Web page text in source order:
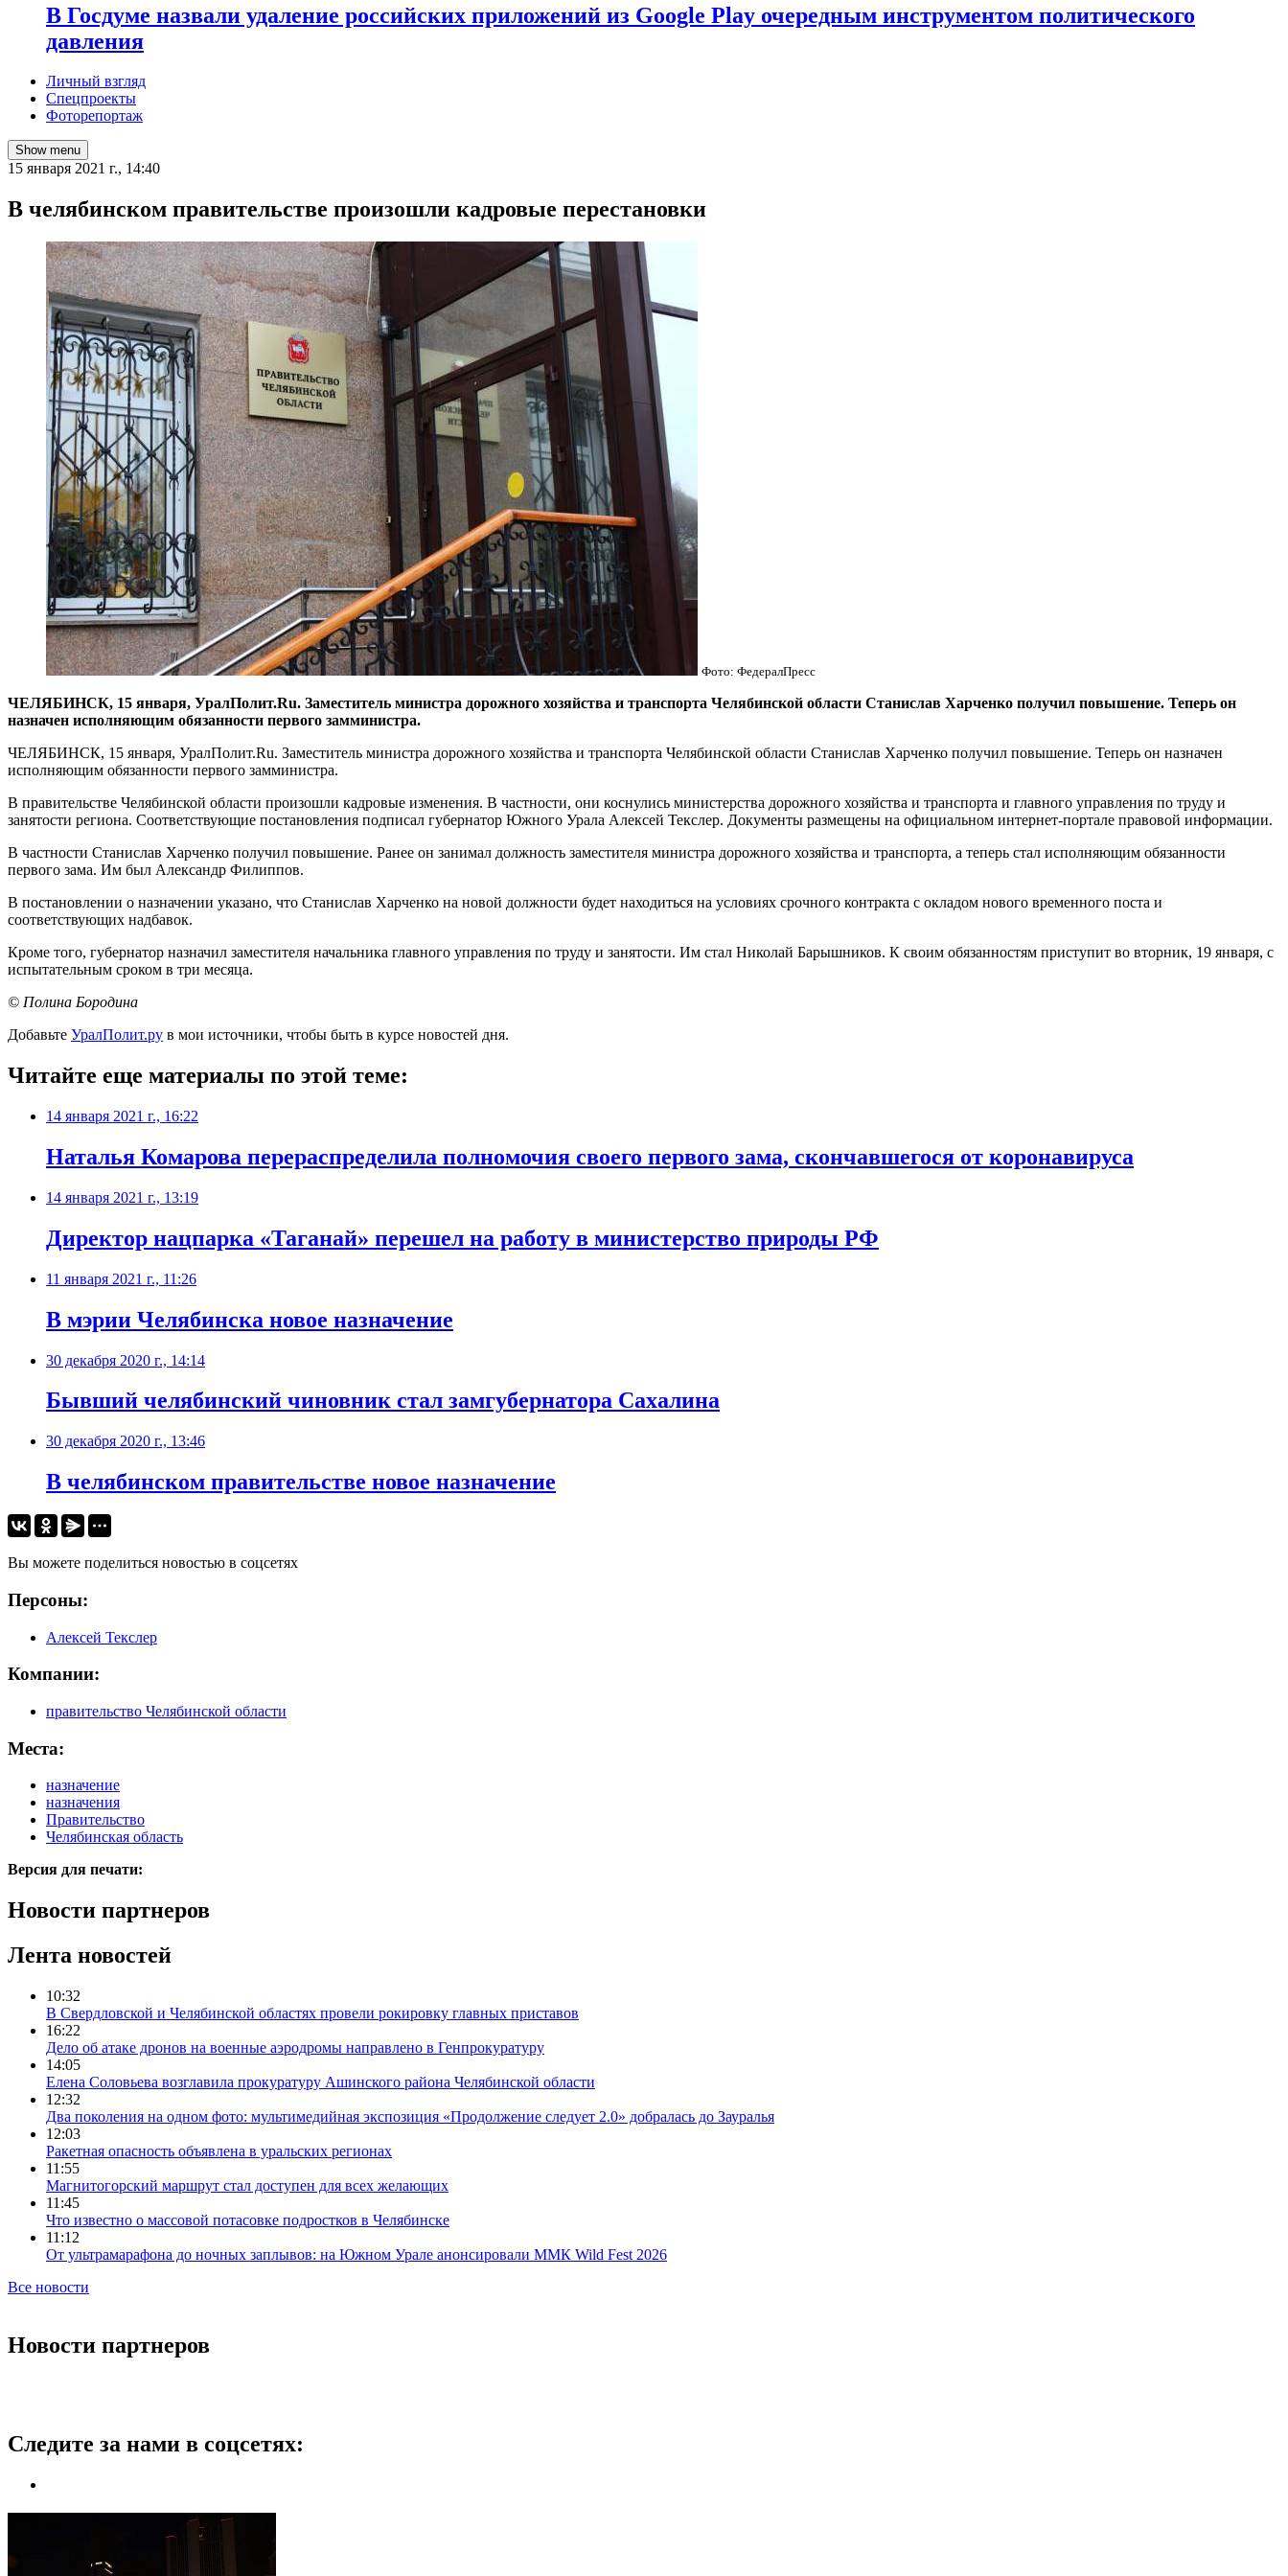
В Госдуме назвали удаление российских приложений из Google Play очередным инструментом политического
давления
Личный взгляд
Спецпроекты
Фоторепортаж
Show menu
15 января 2021 г., 14:40
​В челябинском правительстве произошли кадровые перестановки
Фото: ФедералПресс
ЧЕЛЯБИНСК, 15 января, УралПолит.Ru. Заместитель министра дорожного хозяйства и транспорта Челябинской области Станислав Харченко получил повышение. Теперь он
назначен исполняющим обязанности первого замминистра.
ЧЕЛЯБИНСК, 15 января, УралПолит.Ru. Заместитель министра дорожного хозяйства и транспорта Челябинской области Станислав Харченко получил повышение. Теперь он назначен
исполняющим обязанности первого замминистра.
В правительстве Челябинской области произошли кадровые изменения. В частности, они коснулись министерства дорожного хозяйства и транспорта и главного управления по труду и
занятости региона. Соответствующие постановления подписал губернатор Южного Урала Алексей Текслер. Документы размещены на официальном интернет-портале правовой информации.
В частности Станислав Харченко получил повышение. Ранее он занимал должность заместителя министра дорожного хозяйства и транспорта, а теперь стал исполняющим обязанности
первого зама. Им был Александр Филиппов.
В постановлении о назначении указано, что Станислав Харченко на новой должности будет находиться на условиях срочного контракта с окладом нового временного поста и
соответствующих надбавок.
Кроме того, губернатор назначил заместителя начальника главного управления по труду и занятости. Им стал Николай Барышников. К своим обязанностям приступит во вторник, 19 января, с
испытательным сроком в три месяца.
© Полина Бородина
Добавьте УралПолит.ру в мои источники, чтобы быть в курсе новостей дня.
Читайте еще материалы по этой теме:
14 января 2021 г., 16:22
​Наталья Комарова перераспределила полномочия своего первого зама, скончавшегося от коронавируса
14 января 2021 г., 13:19
​Директор нацпарка «Таганай» перешел на работу в министерство природы РФ
11 января 2021 г., 11:26
​В мэрии Челябинска новое назначение
30 декабря 2020 г., 14:14
​Бывший челябинский чиновник стал замгубернатора Сахалина
30 декабря 2020 г., 13:46
В челябинском правительстве новое назначение
Вы можете поделиться новостью в соцсетях
Персоны:
Алексей Текслер
Компании:
правительство Челябинской области
Места:
назначение
назначения
Правительство
Челябинская область
Версия для печати:
Новости партнеров
Лента новостей
10:32
В Свердловской и Челябинской областях провели рокировку главных приставов
16:22
Дело об атаке дронов на военные аэродромы направлено в Генпрокуратуру
14:05
Елена Соловьева возглавила прокуратуру Ашинского района Челябинской области
12:32
Два поколения на одном фото: мультимедийная экспозиция «Продолжение следует 2.0» добралась до Зауралья
12:03
Ракетная опасность объявлена в уральских регионах
11:55
Магнитогорский маршрут стал доступен для всех желающих
11:45
Что известно о массовой потасовке подростков в Челябинске
11:12
От ультрамарафона до ночных заплывов: на Южном Урале анонсировали ММК Wild Fest 2026
Все новости
Новости партнеров
Следите за нами в соцсетях: